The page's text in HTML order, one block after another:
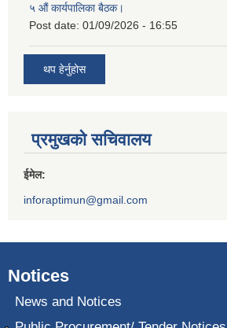
५ औं कार्यपालिका बैठक।
Post date: 01/09/2026 - 16:55
थप हेर्नुहोस
प्रमुखको सचिवालय
ईमेल:
inforaptimun@gmail.com
Notices
News and Notices